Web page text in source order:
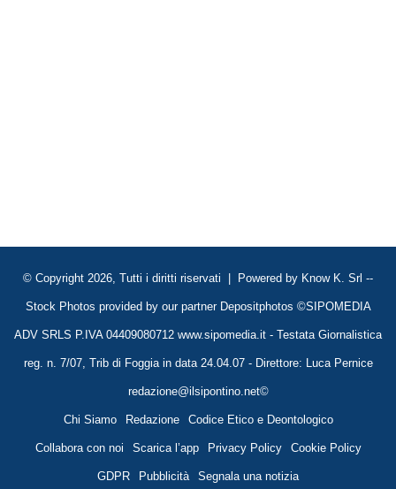
© Copyright 2026, Tutti i diritti riservati | Powered by Know K. Srl --
Stock Photos provided by our partner Depositphotos ©SIPOMEDIA
ADV SRLS P.IVA 04409080712 www.sipomedia.it - Testata Giornalistica
reg. n. 7/07, Trib di Foggia in data 24.04.07 - Direttore: Luca Pernice
redazione@ilsipontino.net©
Chi Siamo Redazione Codice Etico e Deontologico
Collabora con noi Scarica l’app Privacy Policy Cookie Policy
GDPR Pubblicità Segnala una notizia